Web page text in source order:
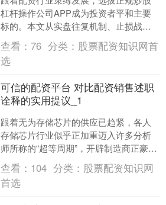
杠杆操作公司APP成为投资者平和主要
标的。本文从实盘往复机制、止损战略
体系、资金安全和用户工作四个限制，
久了对比分析刻下市集主....
查看：76 分类： 股票配资知识网首
选
可信的配资平台 对比配资销售述职
诠释的实用提议_1
跟着无为存储芯片的供应已趋紧，各人
存储芯片行业似乎正加重迈入许多分析
师所称的“超等周期”，开辟制造商正豪恣
囤麇集储芯片。据悉，本年88VIP无门槛
9折花消券创历....
查看： 104 分类： 股票配资知识网
首选